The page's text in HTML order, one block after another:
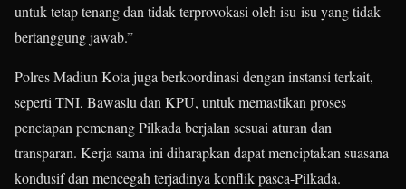
untuk tetap tenang dan tidak terprovokasi oleh isu-isu yang tidak
bertanggung jawab.”
Polres Madiun Kota juga berkoordinasi dengan instansi terkait,
seperti TNI, Bawaslu dan KPU, untuk memastikan proses
penetapan pemenang Pilkada berjalan sesuai aturan dan
transparan. Kerja sama ini diharapkan dapat menciptakan suasana
kondusif dan mencegah terjadinya konflik pasca-Pilkada.